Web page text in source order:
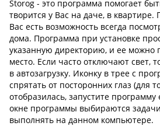
Storog - это программа помогает
творится у Вас на даче, в
Вас есть возможность всегда
дома. Программа при установке
указанную директорию, и ее можно
место. Если часто отключают свет,
в автозагрузку. Иконку в трее с
спрятать от посторонних глаз (для
отобразилась, запустите
окне программы выбираются
выполнять на данном компьютере.